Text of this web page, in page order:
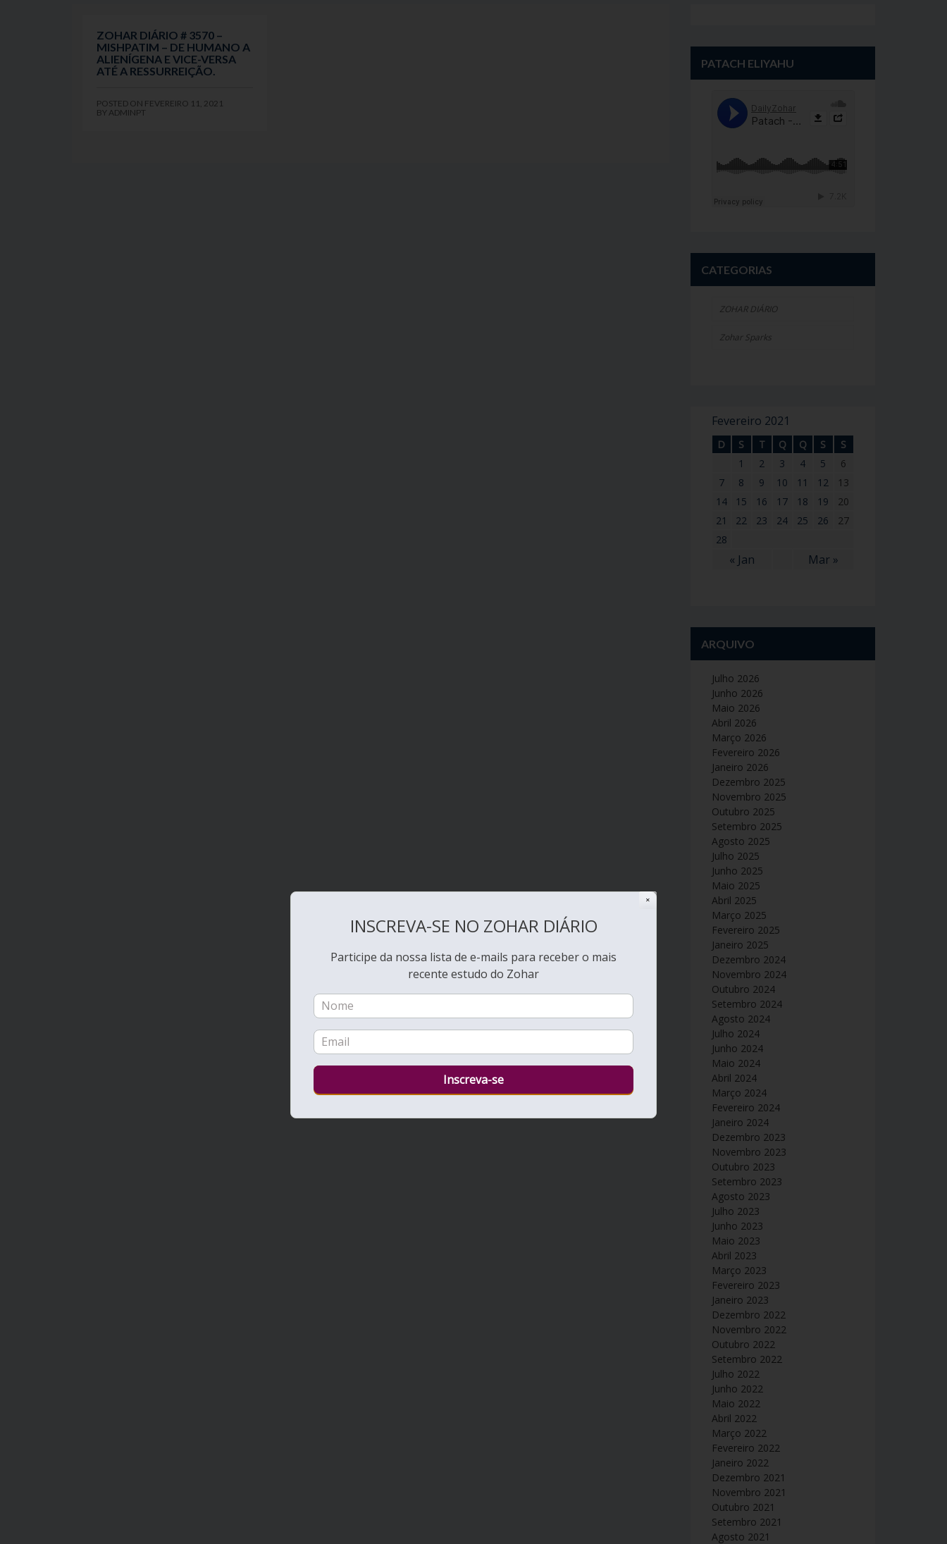
ZOHAR DIÁRIO # 3570 –
MISHPATIM – DE HUMANO A
ALIENÍGENA E VICE-VERSA
ATÉ A RESSURREIÇÃO.
POSTED ON FEVEREIRO 11, 2021
BY ADMINPT
PATACH ELIYAHU
CATEGORIAS
ZOHAR DIÁRIO
Zohar Sparks
Fevereiro 2021
D S T Q Q S S
« Jan Mar »
1 2 3 4 5
6
7
8 9 10 11 12
13
14
15 16 17 18 19
20
21
22 23 24 25 26
27
28
ARQUIVO
Julho 2026
Junho 2026
Maio 2026
Abril 2026
Março 2026
Fevereiro 2026
Janeiro 2026
Dezembro 2025
Novembro 2025
Outubro 2025
Setembro 2025
Agosto 2025
Julho 2025
Junho 2025
Maio 2025
Abril 2025
Março 2025
Fevereiro 2025
Janeiro 2025
Dezembro 2024
Novembro 2024
Outubro 2024
Setembro 2024
Agosto 2024
Julho 2024
Junho 2024
Maio 2024
Abril 2024
Março 2024
Fevereiro 2024
Janeiro 2024
Dezembro 2023
Novembro 2023
Outubro 2023
Setembro 2023
Agosto 2023
Julho 2023
Junho 2023
Maio 2023
Abril 2023
Março 2023
Fevereiro 2023
Janeiro 2023
Dezembro 2022
Novembro 2022
Outubro 2022
Setembro 2022
Julho 2022
Junho 2022
Maio 2022
Abril 2022
Março 2022
Fevereiro 2022
Janeiro 2022
Dezembro 2021
Novembro 2021
Outubro 2021
Setembro 2021
Agosto 2021
✕
INSCREVA-SE NO ZOHAR DIÁRIO
Participe da nossa lista de e-mails para receber o mais
recente estudo do Zohar